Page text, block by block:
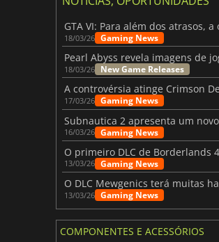
18/03/26 Gaming News
18/03/26 New Game Releases
17/03/26 Gaming News
16/03/26 Gaming News
13/03/26 Gaming News
O DLC Mewgenics terá muitas
13/03/26 Gaming News
COMPONENTES E ACESSÓRIOS